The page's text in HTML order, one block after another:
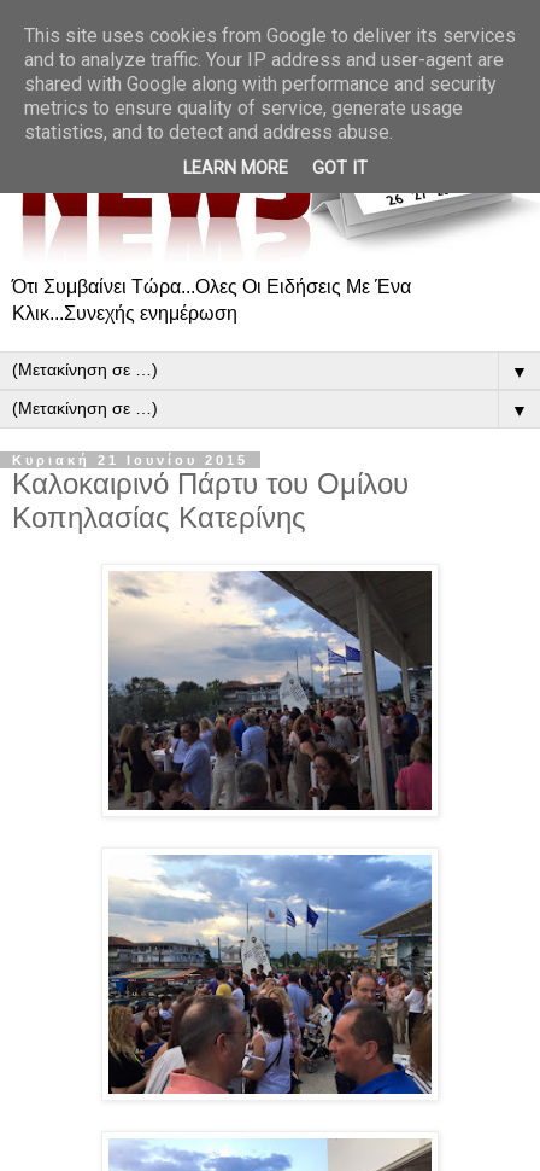
Ότι Συμβαίνει Τώρα...Ολες Οι Ειδήσεις Με Ένα
Κλικ...Συνεχής ενημέρωση
▼
▼
Κυριακή 21 Ιουνίου 2015
Καλοκαιρινό Πάρτυ του Ομίλου
Κοπηλασίας Κατερίνης
This site uses cookies from Google to deliver its services
and to analyze traffic. Your IP address and user-agent are
shared with Google along with performance and security
metrics to ensure quality of service, generate usage
statistics, and to detect and address abuse.
LEARN MORE GOT IT